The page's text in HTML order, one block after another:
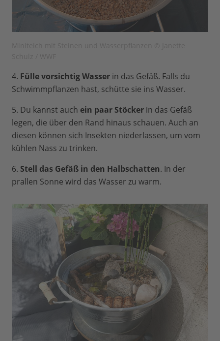
4. Fülle vorsichtig Wasser in das Gefäß. Falls du
Schwimmpflanzen hast, schütte sie ins Wasser.
5. Du kannst auch ein paar Stöcker in das Gefäß
legen, die über den Rand hinaus schauen. Auch an
diesen können sich Insekten niederlassen, um vom
kühlen Nass zu trinken.
6. Stell das Gefäß in den Halbschatten. In der
prallen Sonne wird das Wasser zu warm.